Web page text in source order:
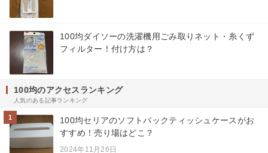
100均ダイソーの洗濯機用ごみ取りネット・糸くず
フィルター！付け方は？
100均のアクセスランキング
人気のある記事ランキング
1
100均セリアのソフトパックティッシュケースがお
すすめ！売り場はどこ？
2024年11月26日